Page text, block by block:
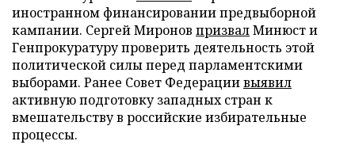
иностранном финансировании предвыборной
кампании. Сергей Миронов призвалМинюст и
Генпрокуратуру проверить деятельность этой
политической силы перед парламентскими
выборами. Ранее Совет Федерациивыявил
активную подготовку западных стран к
вмешательству в российские избирательные
процессы.